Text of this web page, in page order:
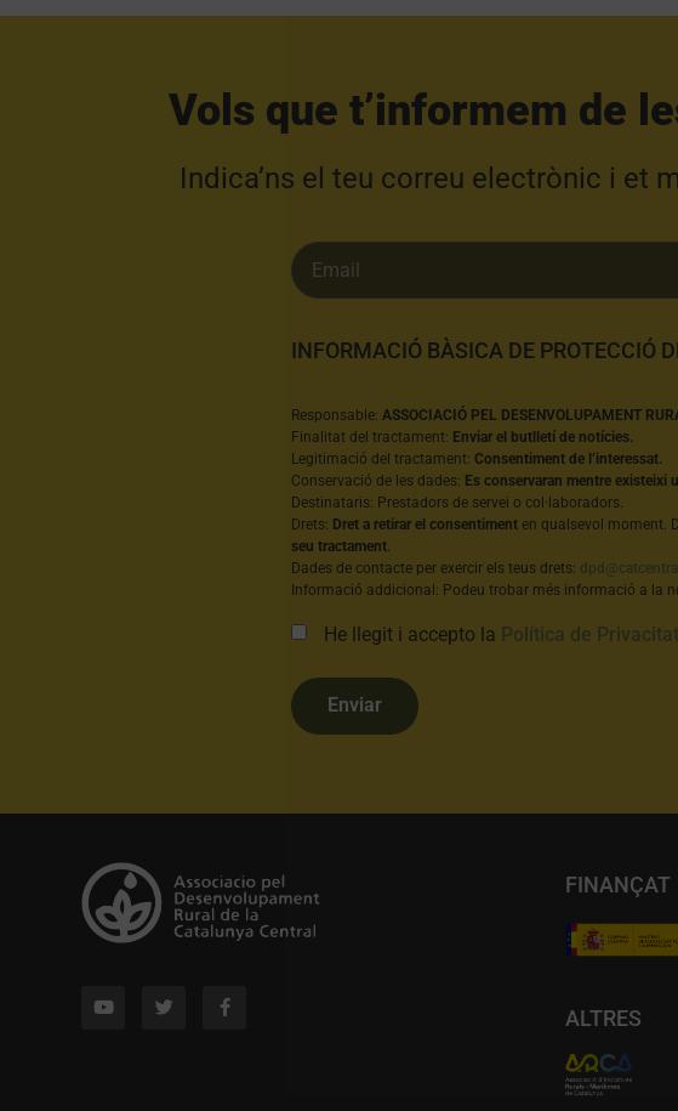
Vols que t’informem de
Indica’ns el teu correu electrònic i et
INFORMACIÓ BÀSICA DE PROTECCIÓ
Responsable:ASSOCIACIÓ PEL DESENVOLUPAMENT
Finalitat del tractament: Enviar el butlletí de notícies.
Legitimació del tractament:Consentiment de l’interessat.
Conservació de les dades: Es conservaran mentre existeixi
Destinataris: Prestadors de servei o col·laboradors.
Drets: Dret a retirar el consentiment en qualsevol moment.
seu tractament.
Dades de contacte per exercir els teus drets:
Informació addicional: Podeu trobar més informació a la
He llegit i accepto la Política de Privacitat
Enviar
FINANÇAT
ALTRES